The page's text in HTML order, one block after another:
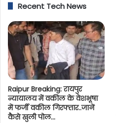
Recent Tech News
Raipur Breaking: रायपुर
न्यायालय में वकील के वेशभूषा
में फर्जी वकील गिरफ्तार..जानें
कैसे खुली पोल…